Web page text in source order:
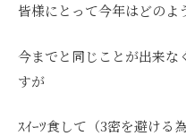
皆様にとって今年はどのよ
今までと同じことが出来な
すが
ｽｲｰﾂ食して（3密を避ける